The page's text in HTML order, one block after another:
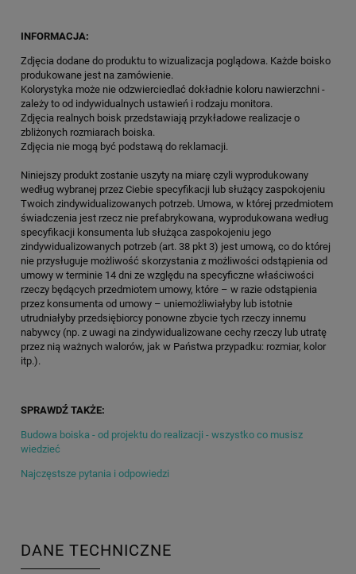
INFORMACJA:
Zdjęcia dodane do produktu to wizualizacja poglądowa. Każde boisko
produkowane jest na zamówienie.
Kolorystyka może nie odzwierciedlać dokładnie koloru nawierzchni -
zależy to od indywidualnych ustawień i rodzaju monitora.
Zdjęcia realnych boisk przedstawiają przykładowe realizacje o
zbliżonych rozmiarach boiska.
Zdjęcia nie mogą być podstawą do reklamacji.
Niniejszy produkt zostanie uszyty na miarę czyli wyprodukowany
według wybranej przez Ciebie specyfikacji lub służący zaspokojeniu
Twoich zindywidualizowanych potrzeb. Umowa, w której przedmiotem
świadczenia jest rzecz nie prefabrykowana, wyprodukowana według
specyfikacji konsumenta lub służąca zaspokojeniu jego
zindywidualizowanych potrzeb (art. 38 pkt 3) jest umową, co do której
nie przysługuje możliwość skorzystania z możliwości odstąpienia od
umowy w terminie 14 dni ze względu na specyficzne właściwości
rzeczy będących przedmiotem umowy, które – w razie odstąpienia
przez konsumenta od umowy – uniemożliwiałyby lub istotnie
utrudniałyby przedsiębiorcy ponowne zbycie tych rzeczy innemu
nabywcy (np. z uwagi na zindywidualizowane cechy rzeczy lub utratę
przez nią ważnych walorów, jak w Państwa przypadku: rozmiar, kolor
itp.).
SPRAWDŹ TAKŻE:
Budowa boiska - od projektu do realizacji - wszystko co musisz
wiedzieć
Najczęstsze pytania i odpowiedzi
DANE TECHNICZNE